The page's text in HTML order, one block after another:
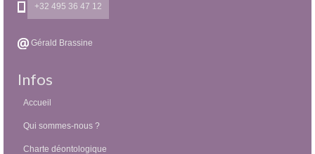
+32 495 36 47 12
Gérald Brassine
Infos
Accueil
Qui sommes-nous ?
Charte déontologique